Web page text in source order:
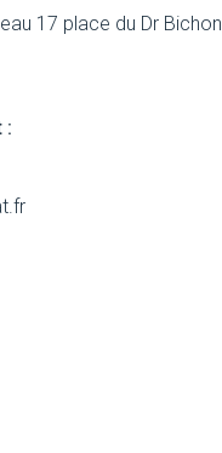
17 place du Dr Bichon
: